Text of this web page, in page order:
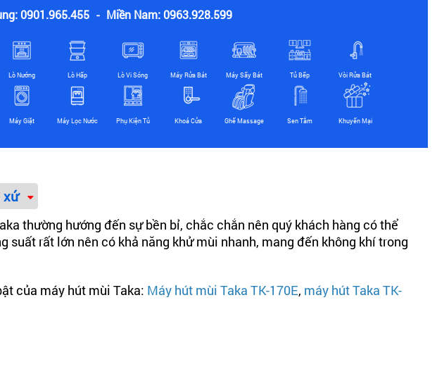
0901.965.455 - Miền Nam: 0963.928.599
Lò Nướng Lò Hấp Lò Vi Sóng Máy Rửa Bát Máy Sấy Bát Tủ Bếp Vòi Rửa Bát
Máy Giặt Máy Lọc Nước Phụ Kiện Tủ Khoá Cửa Ghế Massage Sen Tắm Khuyến Mại
xứ
thường hướng đến sự bền bỉ, chắc chắn nên quý khách hàng có thể
rất lớn nên có khả năng khử mùi nhanh, mang đến không khí trong
của máy hút mùi Taka: Máy hút mùi Taka TK-170E, máy hút Taka TK-